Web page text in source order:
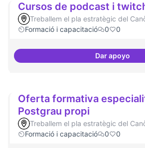
Cursos de podcast i
Treballem el pla estratègic del
Formació i capacitació
0 0
Dar apoyo
Cursos
Oferta formativa
Postgrau propi
Treballem el pla estratègic del
Formació i capacitació
0 0